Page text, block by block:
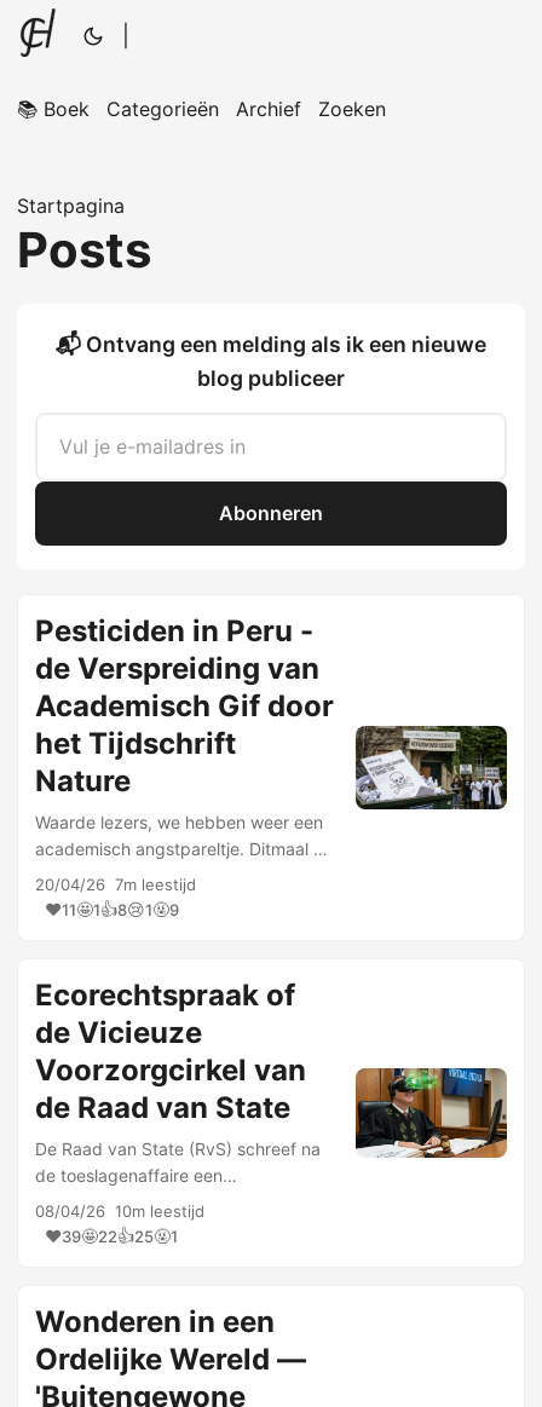
📚 Boek Categorieën Archief Zoeken
Startpagina
Posts
📬 Ontvang een melding als ik een nieuwe
blog publiceer
Abonneren
Pesticiden in Peru -
de Verspreiding van
Academisch Gif door
het Tijdschrift
Nature
Waarde lezers, we hebben weer een
academisch angstpareltje. Ditmaal uit
Nature, het tijdschrift dat in de
academische hiërarchie zo’n beetje
20/04/26 7m leestijd
❤️11🤩1👍8😢1🤬9
Ecorechtspraak of
de Vicieuze
Voorzorgcirkel van
de Raad van State
De Raad van State (RvS) schreef na
de toeslagenaffaire een
reflectierapport over tunnelvisie, het
belang van tegenspraak en de
rechtspraak. …
08/04/26 10m leestijd
❤️39🤩22👍25🤬1
Wonderen in een
Ordelijke Wereld —
'Buitengewone